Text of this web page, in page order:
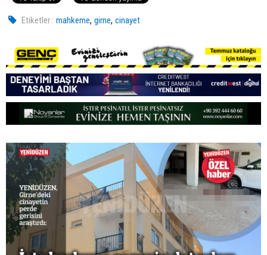
Etiketler : mahkeme,girne,cinayet